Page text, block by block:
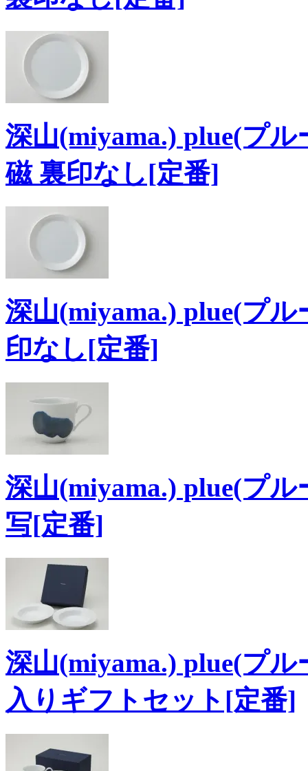
深山(miyama.) plue(プ
磁 裏印なし[定番]
深山(miyama.) plue(プ
印なし[定番]
深山(miyama.) plue(プ
写[定番]
深山(miyama.) plue(プ
入りギフトセット[定番]